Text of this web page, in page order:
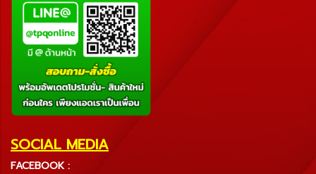
SOCIAL MEDIA
FACEBOOK :